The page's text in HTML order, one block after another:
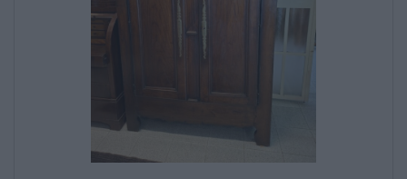
COMÒ E COMODINI